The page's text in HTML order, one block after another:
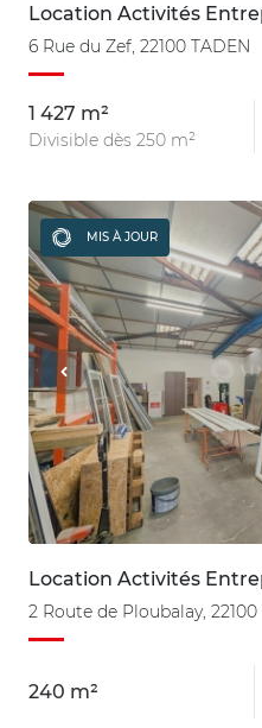
Location Activités
6 Rue du Zef, 22100 TADEN
1 427 m²
Divisible dès 250 m²
MIS À JOUR
Location Activités
2 Route de Ploubalay, 22100
240 m²